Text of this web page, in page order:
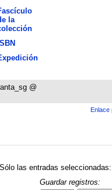
la
ISBN
@
Enlace
Sólo las entradas seleccionadas:
Guardar registros: